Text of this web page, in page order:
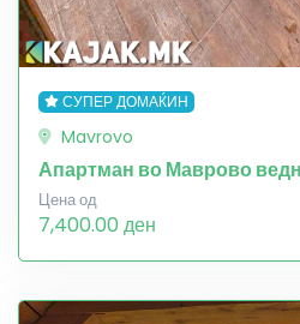
СУПЕР ДОМАЌИН
Mavrovo
Апартман во Маврово
Цена од
7,400.00 ден